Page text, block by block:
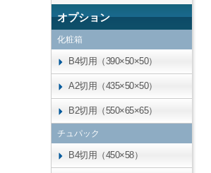
オプション
化粧箱
B4切用（390×50×50）
A2切用（435×50×50）
B2切用（550×65×65）
チュパック
B4切用（450×58）